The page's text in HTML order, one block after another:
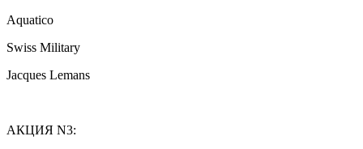
Aquatico
Swiss Military
Jacques Lemans
АКЦИЯ N3: